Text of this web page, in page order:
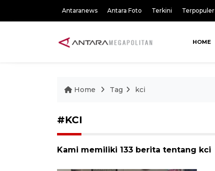
Antaranews Antara Foto Terkini Terpopuler
HOME
Home Tag kci
#KCI
Kami memiliki 133 berita tentang kci